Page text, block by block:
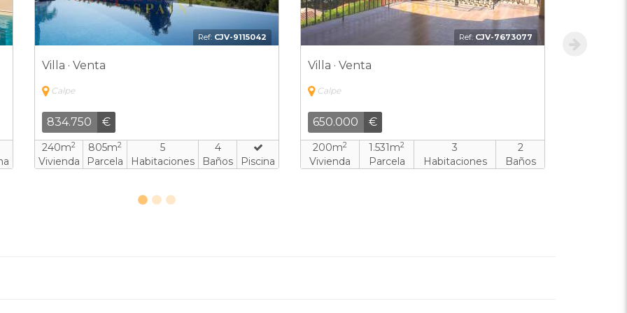
Ref:CPV-8334823
Villa · Venta
Calpe
795.000 €
311m2
Vivienda
147m2
Parcela
3
Habitaciones
3
Baños
Piscina
Ref: DGO-6075405
Villa · Venta
Calpe
3.900.000
650m2
Vivienda
1.200m2
Parcela
Habitaciones
Baños
Piscina